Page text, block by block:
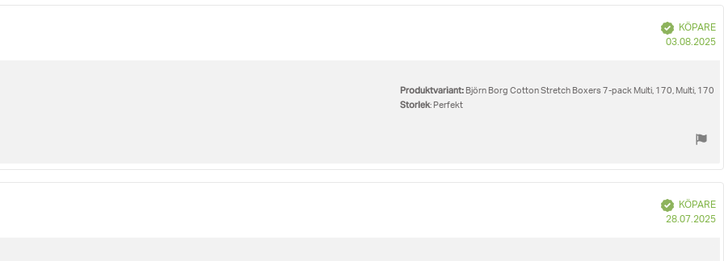
Bekräftad
KÖPARE
03.08.2025
Produktvariant: Björn Borg Cotton Stretch Boxers 7-pack Multi, 170, Multi, 170
Storlek: Perfekt
Bekräftad
KÖPARE
28.07.2025